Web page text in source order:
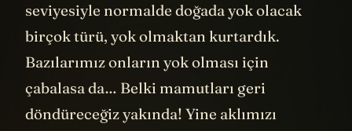
seviyesiyle normalde doğada yok olacak
birçok türü, yok olmaktan kurtardık.
Bazılarımız onların yok olması için
çabalasa da… Belki mamutları geri
döndüreceğiz yakında! Yine aklımızı